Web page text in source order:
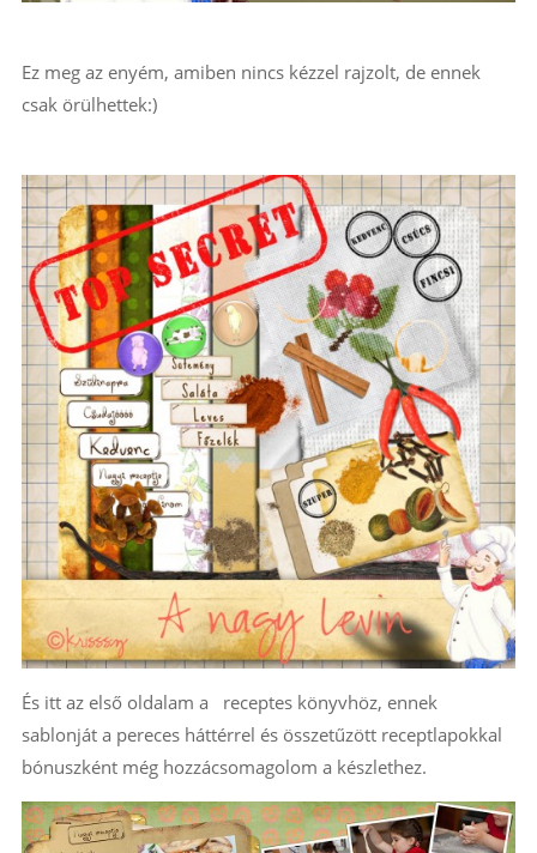
Ez meg az enyém, amiben nincs kézzel rajzolt, de ennek
csak örülhettek:)
És itt az első oldalam a receptes könyvhöz, ennek
sablonját a pereces háttérrel és összetűzött receptlapokkal
bónuszként még hozzácsomagolom a készlethez.